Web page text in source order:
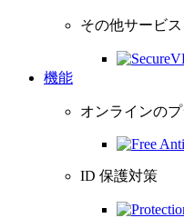
その他サービス
機能
オンラインの
ID 保護対策